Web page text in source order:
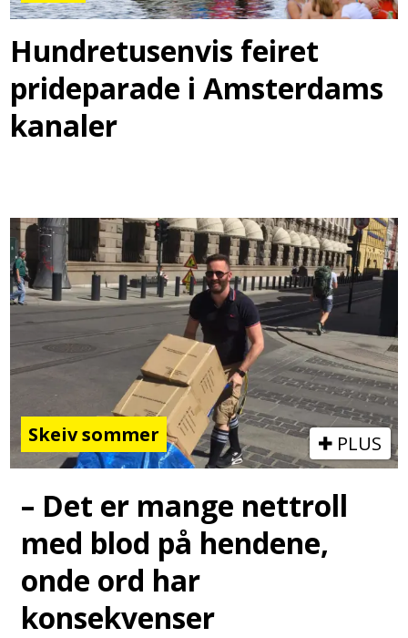
Hundretusenvis feiret
prideparade i Amsterdams
kanaler
Skeiv sommer PLUS
– Det er mange nettroll
med blod på hendene,
onde ord har
konsekvenser